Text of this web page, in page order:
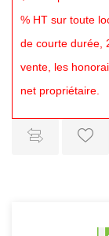
% HT sur toute
de courte durée,
vente, les
net propriétaire.